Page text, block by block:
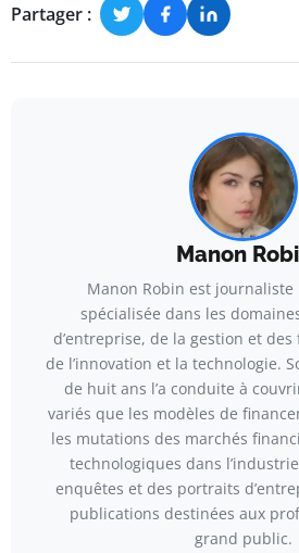
Partager :
Manon
Manon Robin est
spécialisée dans les
d’entreprise, de la gestion et
de l’innovation et la technologie.
de huit ans l’a conduite à
variés que les modèles de
les mutations des marchés
technologiques dans
enquêtes et des portraits
publications destinées aux
grand public.